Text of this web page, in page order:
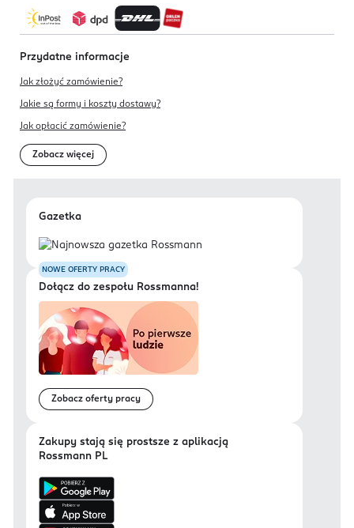
Przydatne informacje
Jak złożyć zamówienie?
Jakie są formy i koszty dostawy?
Jak opłacić zamówienie?
Zobacz więcej
Gazetka
NOWE OFERTY PRACY
Dołącz do zespołu Rossmanna!
Zobacz oferty pracy
Zakupy stają się prostsze z aplikacją
Rossmann PL